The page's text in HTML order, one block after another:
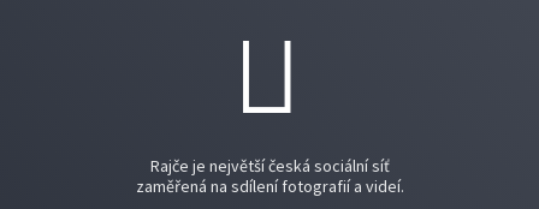
Rajče je největší česká sociální síť
zaměřená na sdílení fotografií a videí.